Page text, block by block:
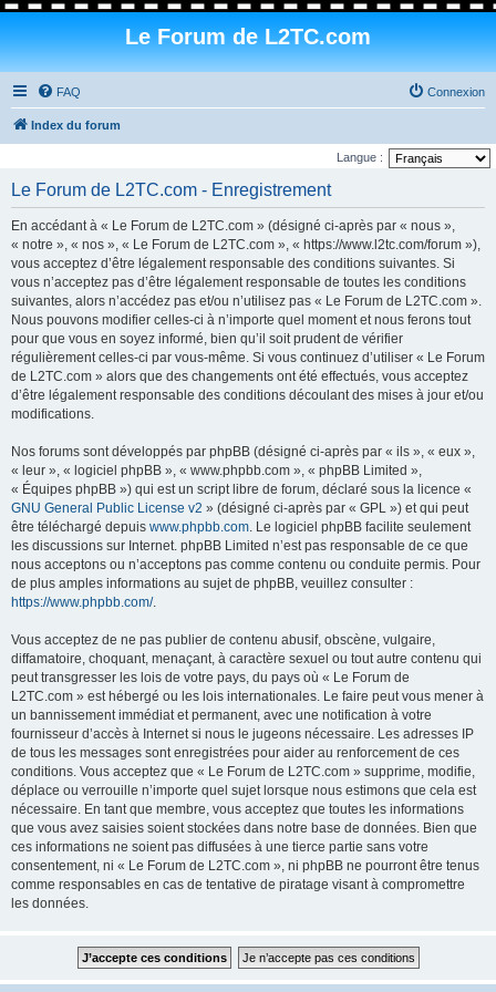
Le Forum de L2TC.com
FAQ Connexion
Index du forum
Langue :
Le Forum de L2TC.com - Enregistrement
En accédant à « Le Forum de L2TC.com » (désigné ci-après par « nous »,
« notre », « nos », « Le Forum de L2TC.com », « https://www.l2tc.com/forum »),
vous acceptez d’être légalement responsable des conditions suivantes. Si
vous n’acceptez pas d’être légalement responsable de toutes les conditions
suivantes, alors n’accédez pas et/ou n’utilisez pas « Le Forum de L2TC.com ».
Nous pouvons modifier celles-ci à n’importe quel moment et nous ferons tout
pour que vous en soyez informé, bien qu’il soit prudent de vérifier
régulièrement celles-ci par vous-même. Si vous continuez d’utiliser « Le Forum
de L2TC.com » alors que des changements ont été effectués, vous acceptez
d’être légalement responsable des conditions découlant des mises à jour et/ou
modifications.
Nos forums sont développés par phpBB (désigné ci-après par « ils », « eux »,
« leur », « logiciel phpBB », « www.phpbb.com », « phpBB Limited »,
« Équipes phpBB ») qui est un script libre de forum, déclaré sous la licence «
GNU General Public License v2 » (désigné ci-après par « GPL ») et qui peut
être téléchargé depuis www.phpbb.com. Le logiciel phpBB facilite seulement
les discussions sur Internet. phpBB Limited n’est pas responsable de ce que
nous acceptons ou n’acceptons pas comme contenu ou conduite permis. Pour
de plus amples informations au sujet de phpBB, veuillez consulter :
https://www.phpbb.com/.
Vous acceptez de ne pas publier de contenu abusif, obscène, vulgaire,
diffamatoire, choquant, menaçant, à caractère sexuel ou tout autre contenu qui
peut transgresser les lois de votre pays, du pays où « Le Forum de
L2TC.com » est hébergé ou les lois internationales. Le faire peut vous mener à
un bannissement immédiat et permanent, avec une notification à votre
fournisseur d’accès à Internet si nous le jugeons nécessaire. Les adresses IP
de tous les messages sont enregistrées pour aider au renforcement de ces
conditions. Vous acceptez que « Le Forum de L2TC.com » supprime, modifie,
déplace ou verrouille n’importe quel sujet lorsque nous estimons que cela est
nécessaire. En tant que membre, vous acceptez que toutes les informations
que vous avez saisies soient stockées dans notre base de données. Bien que
ces informations ne soient pas diffusées à une tierce partie sans votre
consentement, ni « Le Forum de L2TC.com », ni phpBB ne pourront être tenus
comme responsables en cas de tentative de piratage visant à compromettre
les données.